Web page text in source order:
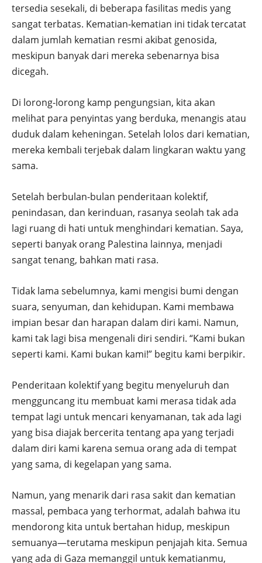
tersedia sesekali, di beberapa fasilitas medis yang
sangat terbatas. Kematian-kematian ini tidak tercatat
dalam jumlah kematian resmi akibat genosida,
meskipun banyak dari mereka sebenarnya bisa
dicegah.
Di lorong-lorong kamp pengungsian, kita akan
melihat para penyintas yang berduka, menangis atau
duduk dalam keheningan. Setelah lolos dari kematian,
mereka kembali terjebak dalam lingkaran waktu yang
sama.
Setelah berbulan-bulan penderitaan kolektif,
penindasan, dan kerinduan, rasanya seolah tak ada
lagi ruang di hati untuk menghindari kematian. Saya,
seperti banyak orang Palestina lainnya, menjadi
sangat tenang, bahkan mati rasa.
Tidak lama sebelumnya, kami mengisi bumi dengan
suara, senyuman, dan kehidupan. Kami membawa
impian besar dan harapan dalam diri kami. Namun,
kami tak lagi bisa mengenali diri sendiri. “Kami bukan
seperti kami. Kami bukan kami!” begitu kami berpikir.
Penderitaan kolektif yang begitu menyeluruh dan
mengguncang itu membuat kami merasa tidak ada
tempat lagi untuk mencari kenyamanan, tak ada lagi
yang bisa diajak bercerita tentang apa yang terjadi
dalam diri kami karena semua orang ada di tempat
yang sama, di kegelapan yang sama.
Namun, yang menarik dari rasa sakit dan kematian
massal, pembaca yang terhormat, adalah bahwa itu
mendorong kita untuk bertahan hidup, meskipun
semuanya—terutama meskipun penjajah kita. Semua
yang ada di Gaza memanggil untuk kematianmu,